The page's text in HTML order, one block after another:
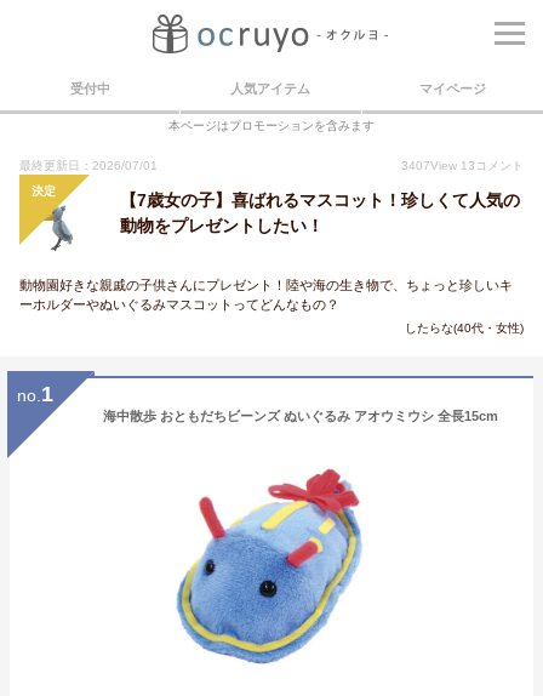
受付中 人気アイテム マイページ
本ページはプロモーションを含みます
最終更新日：2026/07/01 3407View 13 コメント
決定
【7歳女の子】喜ばれるマスコット！珍しくて人気の
動物をプレゼントしたい！
動物園好きな親戚の子供さんにプレゼント！陸や海の生き物で、ちょっと珍しいキ
ーホルダーやぬいぐるみマスコットってどんなもの？
したらな(40代・女性)
no. 1
海中散歩 おともだちビーンズ ぬいぐるみ アオウミウシ 全長15cm